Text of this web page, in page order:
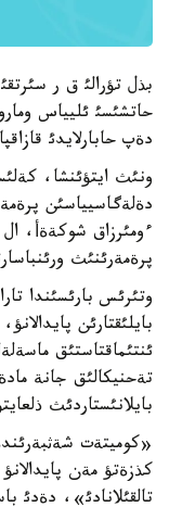
بذل تؤرالئ ق ر
حاتشئسئ ئليياس
دةپ حابارلايدئ
ونئث ايتؤئنشا،
دةلةگاسيياسئن
ءومئرزاق شوكةةأ،
پرةمةرئنئث
وتئرئس بارئسئندا
بايلئقتارئن
ئنتئماقتاستئق
تةحنيكالئق جانة
بايلانئستاردئث
«كوميتةت
كذزةتؤ مةن
تالقئلانادئ»، دةدئ